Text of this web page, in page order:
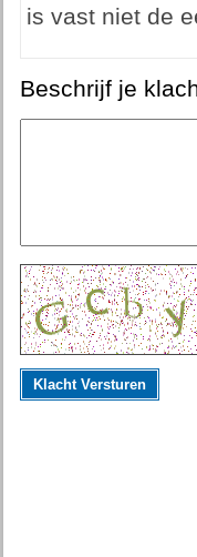
is vast niet de
Beschrijf je
Klacht Versturen